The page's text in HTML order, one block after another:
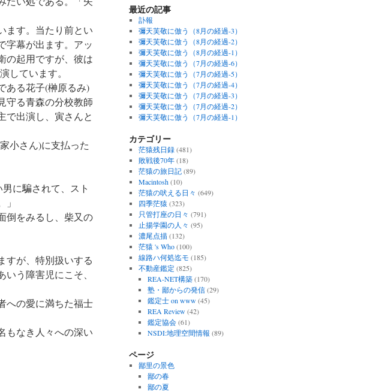
ます。当たり前とい
字幕が出ます。アッ
の起用ですが、彼は
しています。
ある花子(榊原るみ)
守る青森の分校教師
で出演し、寅さんと
小さん)に支払った
に騙されて、スト
倒をみるし、柴又の
すが、特別扱いする
う障害児にこそ、
への愛に満ちた福士
もなき人々への深い
最近の記事
訃報
彌天芙敬に倣う（8月の経過-3）
彌天芙敬に倣う（8月の経過-2）
彌天芙敬に倣う（8月の経過-1）
彌天芙敬に倣う（7月の経過-6）
彌天芙敬に倣う（7月の経過-5）
彌天芙敬に倣う（7月の経過-4）
彌天芙敬に倣う（7月の経過-3）
彌天芙敬に倣う（7月の経過-2）
彌天芙敬に倣う（7月の経過-1）
カテゴリー
茫猿残日録(481)
敗戦後70年(18)
茫猿の旅日記(89)
Macintosh(10)
茫猿の吠える日々 (649)
四季茫猿 (323)
只管打座の日々 (791)
止揚学園の人々 (95)
濃尾点描(132)
茫猿 's Who(100)
線路ハ何処迄モ (185)
不動産鑑定 (825)
REA-NET構築(170)
塾・鄙からの発信(29)
鑑定士 on www(45)
REA Review(42)
鑑定協会(61)
NSDI:地理空間情報 (89)
ページ
鄙里の景色
鄙の春
鄙の夏